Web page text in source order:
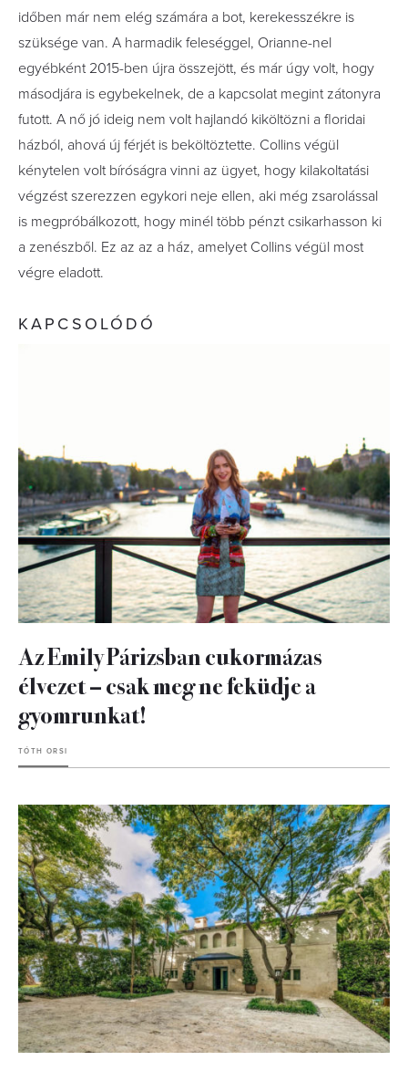
időben már nem elég számára a bot, kerekesszékre is
szüksége van. A harmadik feleséggel, Orianne-nel
egyébként 2015-ben újra összejött, és már úgy volt, hogy
másodjára is egybekelnek, de a kapcsolat megint zátonyra
futott. A nő jó ideig nem volt hajlandó kiköltözni a floridai
házból, ahová új férjét is beköltöztette. Collins végül
kénytelen volt bíróságra vinni az ügyet, hogy kilakoltatási
végzést szerezzen egykori neje ellen, aki még zsarolással
is megpróbálkozott, hogy minél több pénzt csikarhasson ki
a zenészből. Ez az az a ház, amelyet Collins végül most
végre eladott.
KAPCSOLÓDÓ
Az Emily Párizsban cukormázas
élvezet – csak meg ne feküdje a
gyomrunkat!
TÓTH ORSI